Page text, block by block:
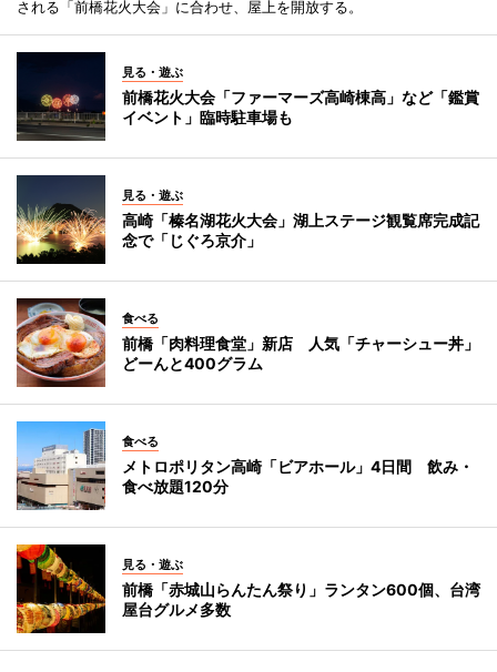
される「前橋花火大会」に合わせ、屋上を開放する。
見る・遊ぶ
前橋花火大会「ファーマーズ高崎棟高」など「鑑賞
イベント」臨時駐車場も
見る・遊ぶ
高崎「榛名湖花火大会」湖上ステージ観覧席完成記
念で「じぐろ京介」
食べる
前橋「肉料理食堂」新店 人気「チャーシュー丼」
どーんと400グラム
食べる
メトロポリタン高崎「ビアホール」4日間 飲み・
食べ放題120分
見る・遊ぶ
前橋「赤城山らんたん祭り」ランタン600個、台湾
屋台グルメ多数